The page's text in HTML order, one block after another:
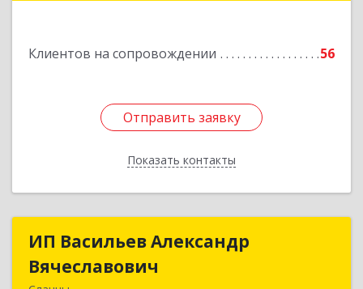
Клиентов на сопровождении 56
Отправить заявку
Показать контакты
Отправить заявку
Назад
ИП Васильев Александр
Вячеславович
ИП Васильев Александр